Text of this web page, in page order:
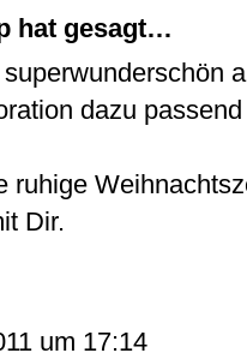
hat gesagt…
dazu
ruhige
Dir.
um 17:14